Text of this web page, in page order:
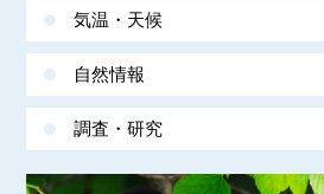
気温・天候
自然情報
調査・研究